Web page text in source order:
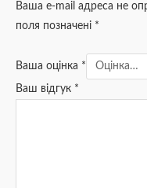
Ваша e-mail адреса не
поля позначені *
Ваша оцінка *
Ваш відгук *